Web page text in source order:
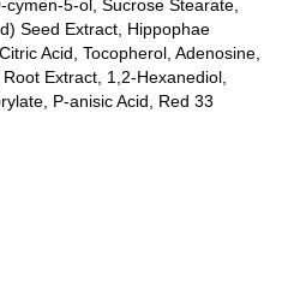
5-ol, Sucrose Stearate,
Seed Extract, Hippophae
Acid, Tocopherol, Adenosine,
Extract, 1,2-Hexanediol,
P-anisic Acid, Red 33